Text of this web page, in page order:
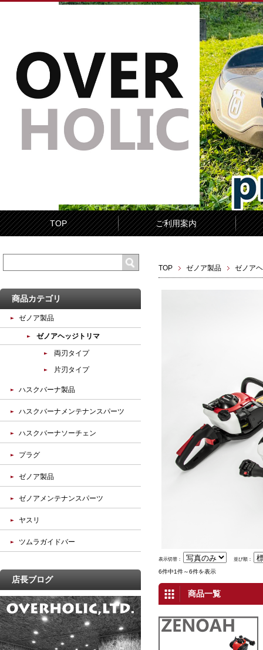
TOP ご利用案内
TOP ゼノア製品 ゼノア
表示切替： 並び順：
6件中1件～6件を表示
商品一覧
商品カテゴリ
ゼノア製品
ゼノアヘッジトリマ
両刃タイプ
片刃タイプ
ハスクバーナ製品
ハスクバーナメンテナンスパーツ
ハスクバーナソーチェン
プラグ
ゼノア製品
ゼノアメンテナンスパーツ
ヤスリ
ツムラガイドバー
店長ブログ